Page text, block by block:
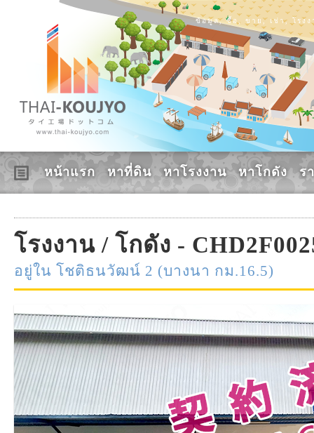
ข้อมูล, ซื้อ, ขาย, เช่า, โรง
หน้าแรก หาที่ดิน หาโรงงาน หาโกดัง ร
โรงงาน / โกดัง -
อยู่ใน โชติธนวัฒน์ 2 (บางนา กม.16.5)